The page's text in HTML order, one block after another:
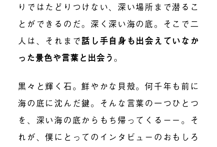
りではたどりつけない、深い場所まで潜るこ
とができるのだ。深く深い海の底。そこで二
人は、それまで話し手自身も出会えていなか
った景色や言葉と出会う 。
黒々と輝く石。鮮やかな貝殻。何千年も前に
海の底に沈んだ鍵。そんな言葉の一つひとつ
を、深い海の底からもち帰ってくるーー。そ
れが、僕にとってのインタビューのおもしろ